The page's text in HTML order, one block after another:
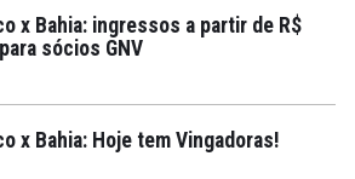
x Bahia: ingressos a partir de R$
sócios GNV
x Bahia: Hoje tem Vingadoras!